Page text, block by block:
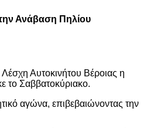
Ανάβαση Πηλίου
Αυτοκινήτου Βέροιας η
το Σαββατοκύριακο.
αγώνα, επιβεβαιώνοντας την